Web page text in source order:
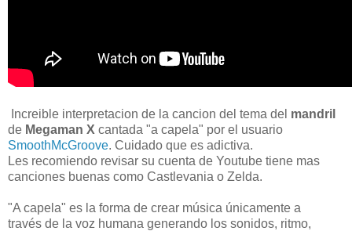
Increible interpretacion de la cancion del tema del mandril
de Megaman X cantada "a capela" por el usuario
SmoothMcGroove. Cuidado que es adictiva.
Les recomiendo revisar su cuenta de Youtube tiene mas
canciones buenas como Castlevania o Zelda.
"A capela" es la forma de crear música únicamente a
través de la voz humana generando los sonidos, ritmo,